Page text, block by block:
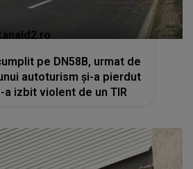
pe DN58B, urmat de
autoturism și-a pierdut
a izbit violent de un TIR